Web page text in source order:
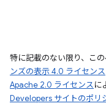
特に記載のない限り、こ
ンズの表示 4.0 ライセンス
Apache 2.0 ライセンスに
Developers サイトのポリ